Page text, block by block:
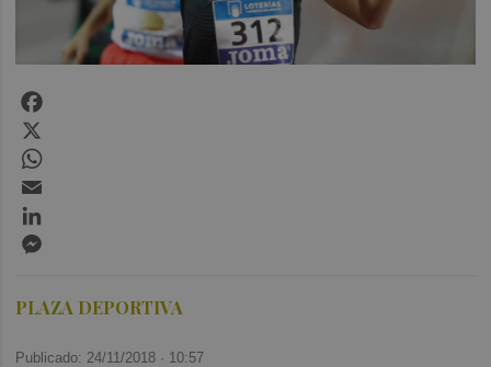
PLAZA DEPORTIVA
Publicado: 24/11/2018 · 10:57